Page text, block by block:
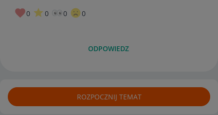
0 0 0 0
ODPOWIEDZ
ROZPOCZNIJ TEMAT